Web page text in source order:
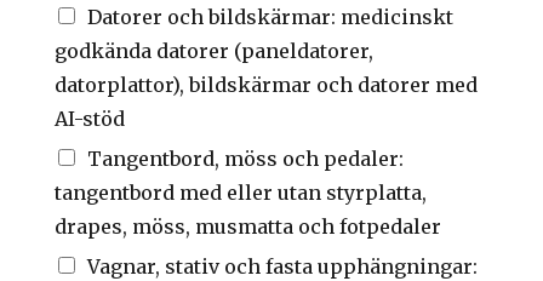
Datorer och bildskärmar: medicinskt
godkända datorer (paneldatorer,
datorplattor), bildskärmar och datorer med
AI-stöd
Tangentbord, möss och pedaler:
tangentbord med eller utan styrplatta,
drapes, möss, musmatta och fotpedaler
Vagnar, stativ och fasta upphängningar: